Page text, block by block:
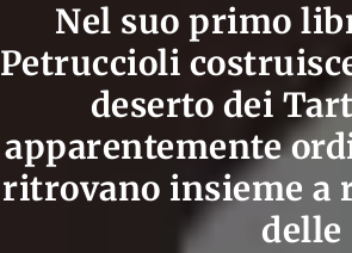
Nel suo primo
Petruccioli
deserto dei
apparentemente
ritrovano insieme a